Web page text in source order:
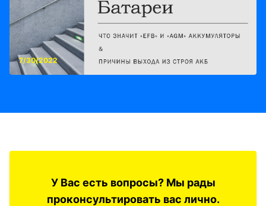
7/30/2022
У Вас есть вопросы? Мы рады
проконсультировать вас лично.